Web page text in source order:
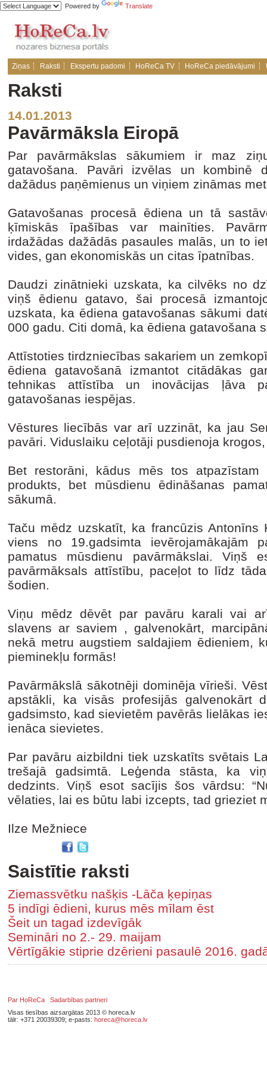
Powered by Translate
Ziņas Raksti Ekspertu padomi HoReCa TV HoReCa piedāvājumi
Raksti
14.01.2013
Pavārmāksla Eiropā
Par pavārmākslas sākumiem ir maz
gatavošana. Pavāri izvēlas un kombinē
dažādus paņēmienus un viņiem zināmas
Gatavošanas procesā ēdiena un tā
ķīmiskās īpašības var mainīties.
irdažādas dažādās pasaules malās, un to
vides, gan ekonomiskās un citas īpatnības.
Daudzi zinātnieki uzskata, ka cilvēks no
viņš ēdienu gatavo, šai procesā
uzskata, ka ēdiena gatavošanas sākumi
000 gadu. Citi domā, ka ēdiena gatavošana
Attīstoties tirdzniecības sakariem un
ēdiena gatavošanā izmantot citādākas
tehnikas attīstība un inovācijas ļāva
gatavošanas iespējas.
Vēstures liecībās var arī uzzināt, ka jau
pavāri. Viduslaiku ceļotāji pusdienoja
Bet restorāni, kādus mēs tos atpazīstam
produkts, bet mūsdienu ēdināšanas
sākumā.
Taču mēdz uzskatīt, ka francūzis Antonīns
viens no 19.gadsimta ievērojamākajām
pamatus mūsdienu pavārmākslai.
pavārmāksals attīstību, paceļot to līdz
šodien.
Viņu mēdz dēvēt par pavāru karali vai
slavens ar saviem , galvenokārt,
nekā metru augstiem saldajiem ēdieniem,
pieminekļu formās!
Pavārmākslā sākotnēji dominēja vīrieši.
apstākli, ka visās profesijās galvenokārt
gadsimsto, kad sievietēm pavērās lielākas
ienāca sievietes.
Par pavāru aizbildni tiek uzskatīts svētais
trešajā gadsimtā. Leģenda stāsta, ka
dedzints. Viņš esot sacījis šos vārdsu:
vēlaties, lai es būtu labi izcepts, tad grieziet
Ilze Mežniece
Saistītie raksti
Ziemassvētku našķis -Lāča ķepiņas
5 indīgi ēdieni, kurus mēs mīlam ēst
Šeit un tagad izdevīgāk
Semināri no 2.- 29. maijam
Vērtīgākie stiprie dzērieni pasaulē 2016.
Par HoReCa
Sadarbības partneri
Visas tiesības aizsargātas 2013 © horeca.lv
tālr: +371 20039309; e-pasts: horeca@horeca.lv